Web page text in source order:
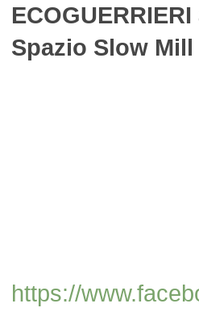
Spazio Slow Mill
https://